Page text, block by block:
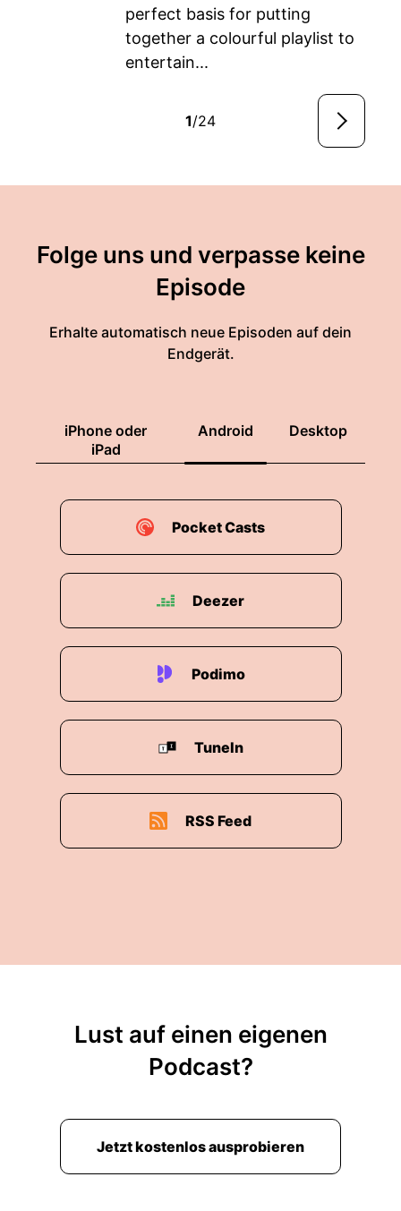
perfect basis for putting
together a colourful playlist to
entertain...
1/24
Folge uns und verpasse keine
Episode
Erhalte automatisch neue Episoden auf dein
Endgerät.
iPhone oder
iPad
Android Desktop
Pocket Casts
Deezer
Podimo
TuneIn
RSS Feed
Lust auf einen eigenen
Podcast?
Jetzt kostenlos ausprobieren